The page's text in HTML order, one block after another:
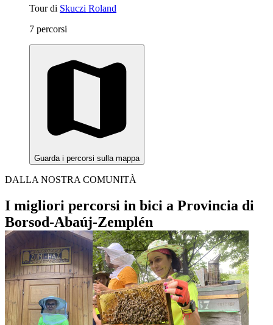
Tour di Skuczi Roland
7 percorsi
Guarda i percorsi sulla mappa
DALLA NOSTRA COMUNITÀ
I migliori percorsi in bici a Provincia di
Borsod-Abaúj-Zemplén